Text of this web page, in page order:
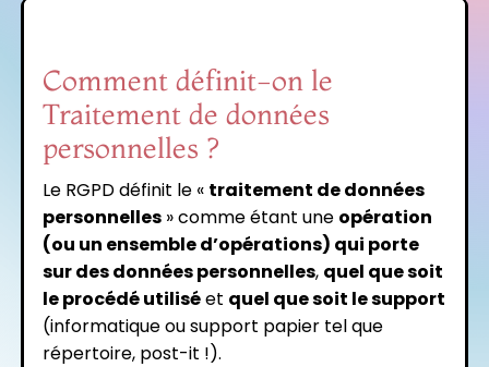
Comment définit-on le
Traitement de données
personnelles ?
Le RGPD définit le « traitement de données
personnelles» comme étant une opération
(ou un ensemble d’opérations) qui porte
sur des données personnelles, quel que soit
le procédé utiliséet quel que soit le support
(informatique ou support papier tel que
répertoire, post-it !).